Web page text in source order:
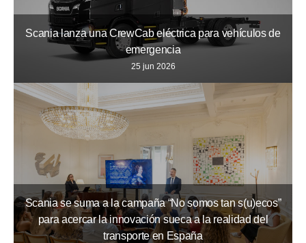
Scania lanza una CrewCab eléctrica para vehículos de
emergencia
25 jun 2026
Scania se suma a la campaña “No somos tan s(u)ecos”
para acercar la innovación sueca a la realidad del
transporte en España